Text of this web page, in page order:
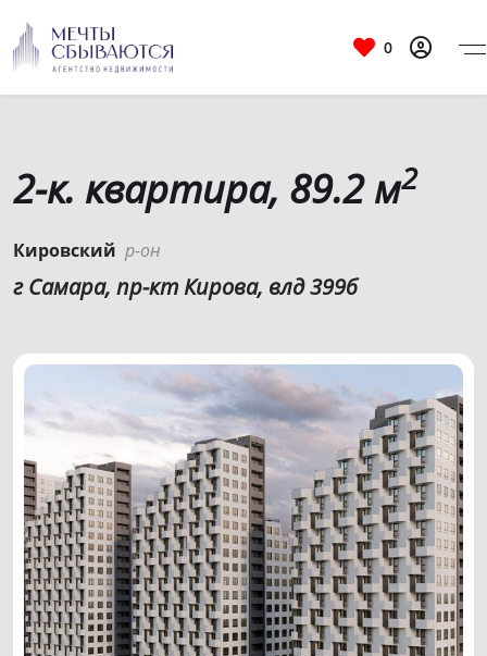
0
2-к. квартира, 89.2 м2
Кировский р-он
г Самара, пр-кт Кирова, влд 399б